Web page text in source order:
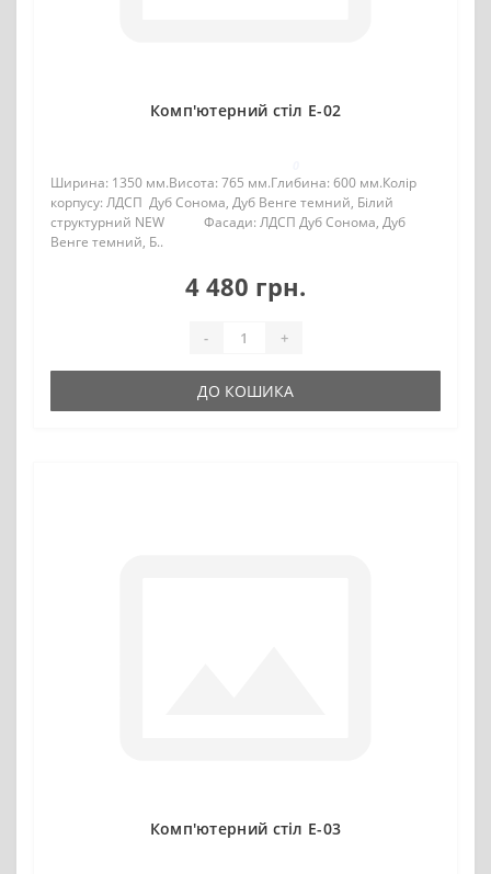
Комп'ютерний стіл Е-02
Ширина: 1350 мм.Висота: 765 мм.Глибина: 600 мм.Колір
корпусу: ЛДСП Дуб Сонома, Дуб Венге темний, Білий
структурний NEW Фасади: ЛДСП Дуб Сонома, Дуб
Венге темний, Б..
4 480 грн.
- +
ДО КОШИКА
Комп'ютерний стіл Е-03